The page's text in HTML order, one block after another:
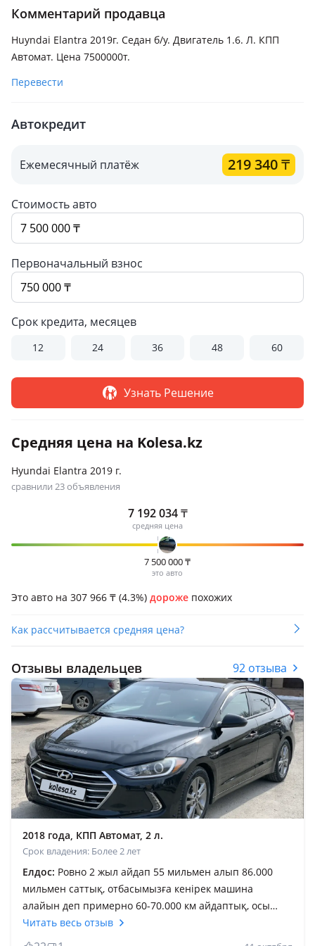
Комментарий продавца
Huyndai Elantra 2019г. Седан б/у. Двигатель 1.6. Л. КПП
Автомат. Цена 7500000т.
Перевести
Автокредит
Ежемесячный платёж 219 340₸
Стоимость авто
Первоначальный взнос
Срок кредита, месяцев
12 24 36 48 60
Узнать Решение
Средняя цена на Kolesa.kz
Hyundai Elantra 2019 г.
сравнили 23 объявления
7 192 034₸
средняя цена
7 500 000₸
это авто
Это авто на 307 966 ₸ (4.3%) дороже похожих
Как рассчитывается средняя цена?
Отзывы владельцев 92 отзыва
2018 года, КПП Автомат, 2 л.
Срок владения: Более 2 лет
Елдос: Ровно 2 жыл айдап 55 мильмен алып 86.000
мильмен саттық, отбасымызға кенірек машина
алайын деп примерно 60-70.000 км айдаптық, осы
айдаған уақытта тек майын және лампочкаларын
ауыстырдық, мотор май жеу ағу деген нарседерді
Читать весь отзыв